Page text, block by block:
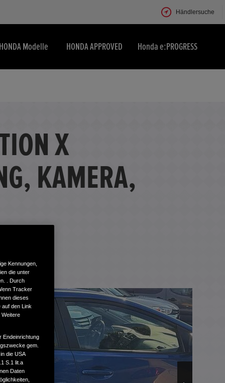
Händlersuche
Modelle HONDA APPROVED Honda e:PROGRESS
X
KAMERA,
Kennungen,
die unter
. Durch
Tracker
dieses
auf den Link
Weitere
Endeinrichtung
gem.
die USA
S.1 lit.a
Daten